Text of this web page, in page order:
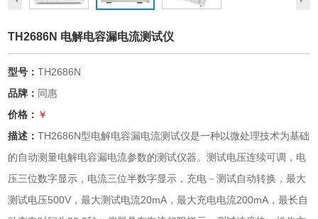
TH2686N 电解电容漏电流测试仪
型号：TH2686N
品牌： 同惠
价格： ￥
描述：TH2686N型电解电容漏电流测试仪是一种以微处理技术为基础
的自动测量电解电容漏电流参数的测试仪器。测试电压连续可调，电
压三位数字显示，电流三位半数字显示，充电－测试自动转换，最大
测试电压500V，最大测试电流20mA，最大充电电流200mA，最长自